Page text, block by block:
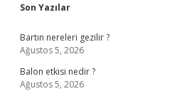
Sidebar
Son Yazılar
Bartın nereleri gezilir ?
Ağustos 5, 2026
Balon etkisi nedir ?
Ağustos 5, 2026